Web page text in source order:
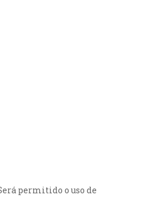
permitido o uso de